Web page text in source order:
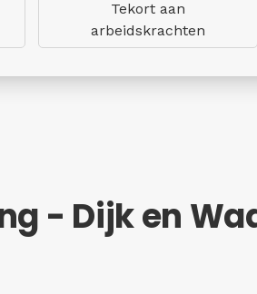
Tekort aan
arbeidskrachten
- Dijk en